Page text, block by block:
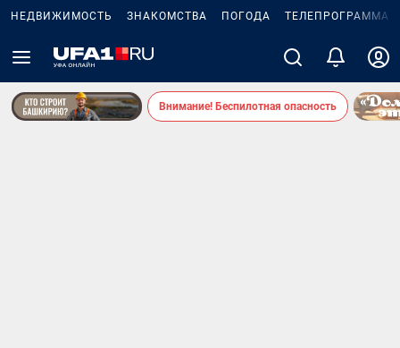
НЕДВИЖИМОСТЬ ЗНАКОМСТВА ПОГОДА ТЕЛЕПРОГРАММА
Внимание! Беспилотная опасность